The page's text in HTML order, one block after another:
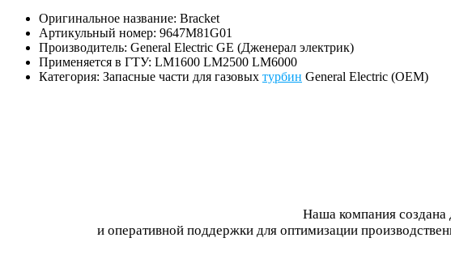
Оригинальное название: Bracket
Артикульный номер: 9647M81G01
Производитель: General Electric GE (Дженерал электрик)
Применяется в ГТУ: LM1600 LM2500 LM6000
Категория: Запасные части для газовых турбин General Electric (OEM)
Наша компания создана
и оперативной поддержки для оптимизации